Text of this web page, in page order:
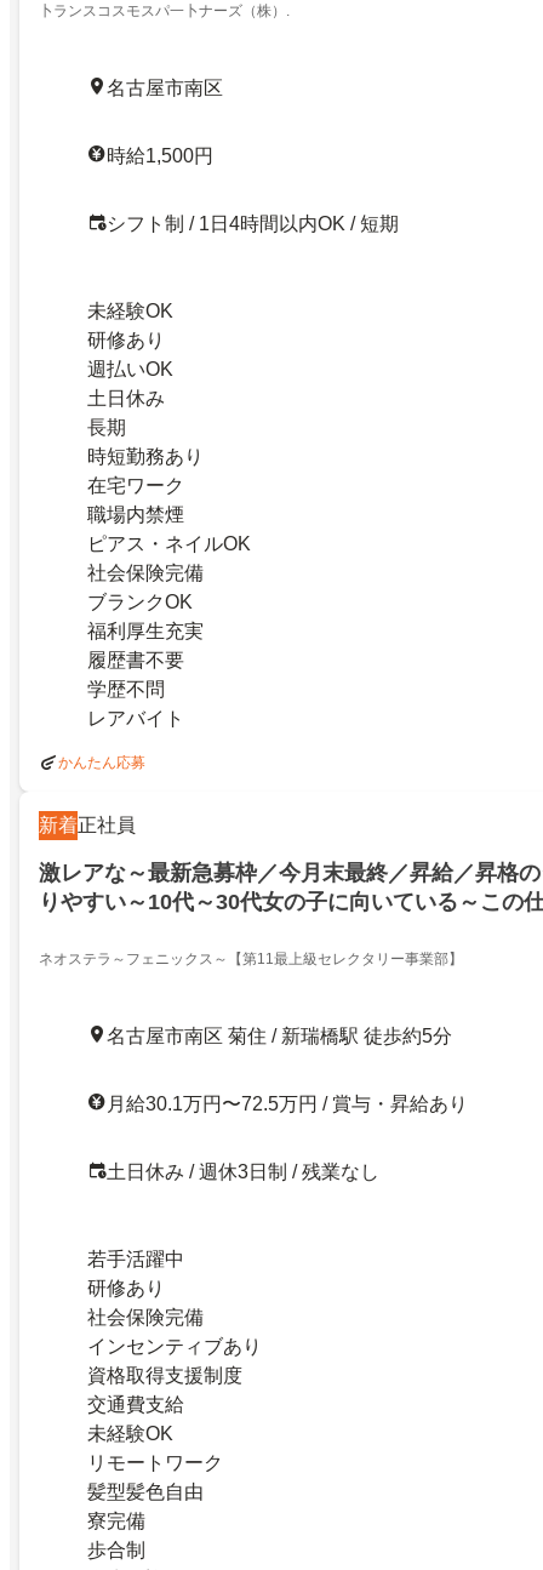
卜ランスコスモスパ一卜ナーズ（株）.
名古屋市南区
時給1,500円
シフト制 / 1日4時間以内OK / 短期
未経験OK
研修あり
週払いOK
土日休み
長期
時短勤務あり
在宅ワーク
職場内禁煙
ピアス・ネイルOK
社会保険完備
ブランクOK
福利厚生充実
履歴書不要
学歴不問
レアバイト
かんたん応募
新着正社員
激レアな～最新急募枠／今月末最終／昇給／昇格
りやすい～10代～30代女の子に向いている～この
業務
ネオステラ～フェニックス～【第11最上級セレクタリー事業部】
名古屋市南区 菊住 / 新瑞橋駅 徒歩約5分
月給30.1万円〜72.5万円 / 賞与・昇給あり
土日休み / 週休3日制 / 残業なし
若手活躍中
研修あり
社会保険完備
インセンティブあり
資格取得支援制度
交通費支給
未経験OK
リモートワーク
髪型髪色自由
寮完備
歩合制